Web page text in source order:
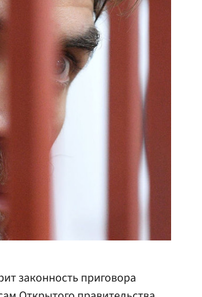
законность приговора